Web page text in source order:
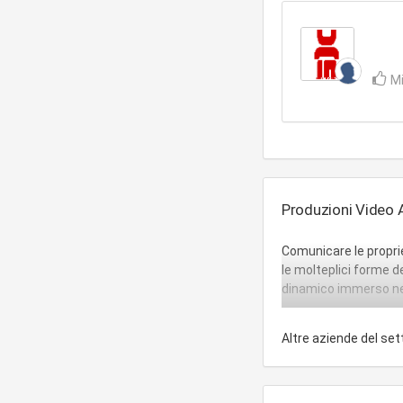
Produzioni Video
Comunicare le
le molteplici forme
dinamico immerso
Altre aziende del